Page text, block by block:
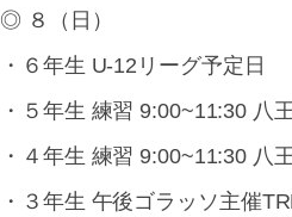
◎ ８（日）
・６年生 U-12リーグ予定日
・５年生 練習 9:00~11:30 八
・４年生 練習 9:00~11:30 八
・３年生 午後ゴラッソ主催